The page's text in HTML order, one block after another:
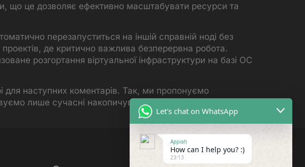
що це дозволяє ефективно масштабувати ресурси та
перезапуститься на іншій справній ноді без
де критично важлива безперервна робота.
розгортання віртуальної інфраструктури на базі ОС
для наступних коментарів. Так, ми пропонуємо
лише сучасні накопичувачі з високою швидкістю
Let's chat on WhatsApp
Appiah
How can I help you? :)
23:13